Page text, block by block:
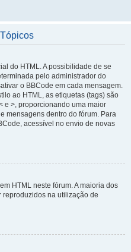
do HTML. A possibilidade de se
pelo administrador do
o BBCode em cada mensagem.
ao HTML, as etiquetas (tags) são
e >, proporcionando uma maior
mensagens dentro do fórum. Para
acessível no envio de novas
HTML neste fórum. A maioria dos
reproduzidos na utilização de